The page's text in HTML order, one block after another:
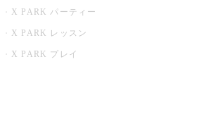
X PARK パーティー
X PARK レッスン
X PARK プレイ